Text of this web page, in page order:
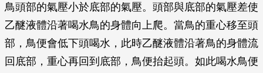
鳥頭部的氣壓小於底部的氣壓。頭部與底部的氣壓差使
乙醚液體沿著喝水鳥的身體向上爬。當鳥的重心移至頭
部，鳥便會低下頭喝水，此時乙醚液體沿著鳥的身體流
回底部，重心再回到底部，鳥便抬起頭。如此喝水鳥便